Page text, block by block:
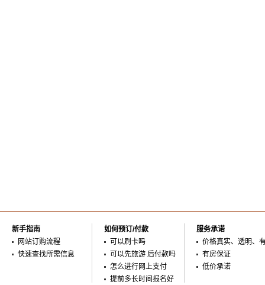
新手指南
网站订购流程
快速查找所需信息
如何预订/付款
可以刷卡吗
可以先旅游 后付款吗
怎么进行网上支付
提前多长时间报名好
服务承诺
价格真实、透明、
有房保证
低价承诺